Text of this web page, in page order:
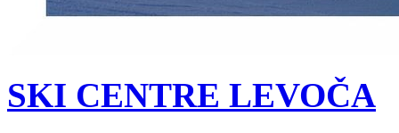
SKI CENTRE LEVOČA